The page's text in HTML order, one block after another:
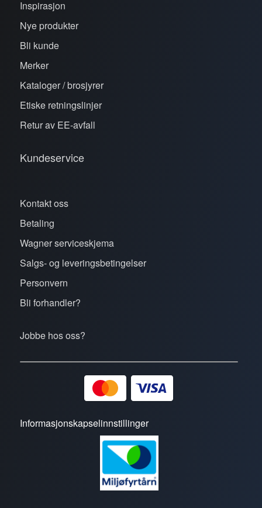
Inspirasjon
Nye produkter
Bli kunde
Merker
Kataloger / brosjyrer
Etiske retningslinjer
Retur av EE-avfall
Kundeservice
Kontakt oss
Betaling
Wagner serviceskjema
Salgs- og leveringsbetingelser
Personvern
Bli forhandler?
Jobbe hos oss?
Informasjonskapselinnstillinger